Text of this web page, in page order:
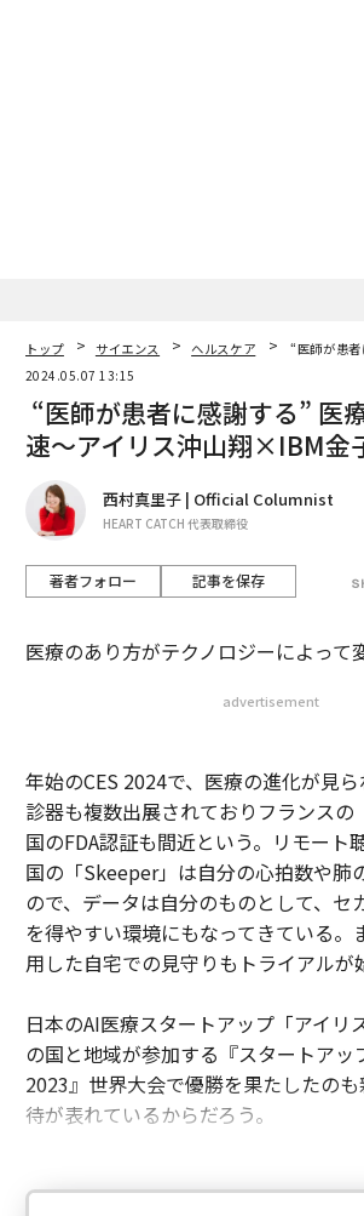
トップ サイエンス ヘルスケア
“医師が患
2024.05.07 13:15
“医師が患者に感謝する” 医
速〜アイリス沖山翔×IBM金
西村真里子 | Official Columnist
HEART CATCH 代表取締役
著者フォロー 記事を保存
医療のあり方がテクノロジーによって
advertisement
年始のCES 2024で、医療の進化が見
診器も複数出展されておりフランス
国のFDA認証も間近という。リモート
国の「Skeeper」は自分の心拍数や肺
ので、データは自分のものとして、セ
を得やすい環境にもなってきている。
用した自宅での見守りもトライアルが
日本のAI医療スタートアップ「アイリ
の国と地域が参加する『スタートアッ
2023』世界大会で優勝を果たしたの
待が表れているからだろう。